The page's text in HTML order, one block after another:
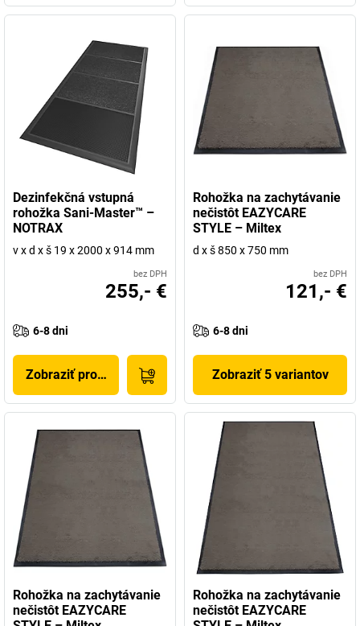
Dezinfekčná vstupná
rohožka Sani-Master™ –
NOTRAX
v x d x š 19 x 2000 x 914 mm
bez DPH
255,- €
6-8 dni
Zobraziť produkt
Rohožka na zachytávanie
nečistôt EAZYCARE
STYLE – Miltex
d x š 850 x 750 mm
bez DPH
121,- €
6-8 dni
Zobraziť 5 variantov
Rohožka na zachytávanie
nečistôt EAZYCARE
Rohožka na zachytávanie
nečistôt EAZYCARE